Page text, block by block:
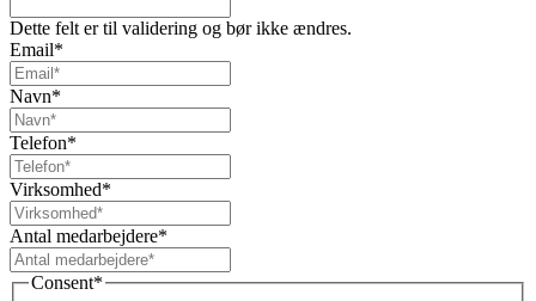
Dette felt er til validering og bør ikke ændres.
Email*
Navn*
Telefon*
Virksomhed*
Antal medarbejdere*
Consent*